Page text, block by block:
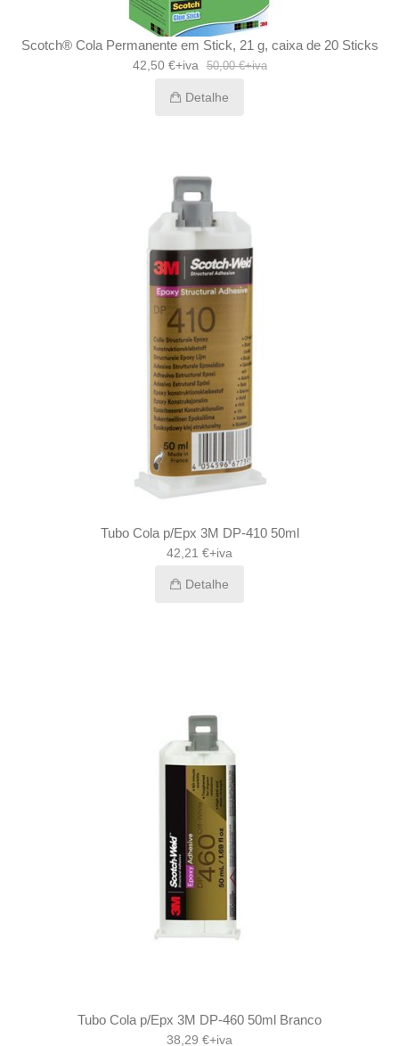
Scotch® Cola Permanente em Stick, 21 g, caixa de 20 Sticks
42,50 €+iva 50,00 €+iva
Detalhe
Tubo Cola p/Epx 3M DP-410 50ml
42,21 €+iva
Detalhe
Tubo Cola p/Epx 3M DP-460 50ml Branco
38,29 €+iva